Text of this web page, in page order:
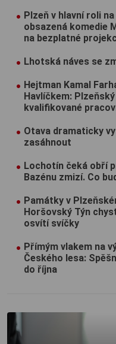
Plzeň v hlavní roli
obsazená komedie
na bezplatné
Lhotská náves se
Hejtman Kamal
Havlíčkem:
kvalifikované
Otava dramaticky
zasáhnout
Lochotín čeká obří
Bazénu zmizí. Co
Památky v
Horšovský Týn
osvítí svíčky
Přímým vlakem na
Českého lesa:
do října